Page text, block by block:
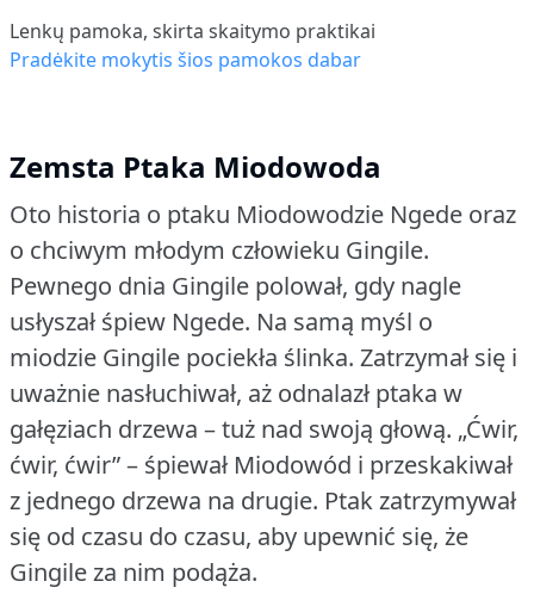
Lenkų pamoka, skirta skaitymo praktikai
Pradėkite mokytis šios pamokos dabar
Zemsta Ptaka Miodowoda
Oto historia o ptaku Miodowodzie Ngede oraz
o chciwym młodym człowieku Gingile.
Pewnego dnia Gingile polował, gdy nagle
usłyszał śpiew Ngede. Na samą myśl o
miodzie Gingile pociekła ślinka. Zatrzymał się i
uważnie nasłuchiwał, aż odnalazł ptaka w
gałęziach drzewa – tuż nad swoją głową. „Ćwir,
ćwir, ćwir” – śpiewał Miodowód i przeskakiwał
z jednego drzewa na drugie. Ptak zatrzymywał
się od czasu do czasu, aby upewnić się, że
Gingile za nim podąża.